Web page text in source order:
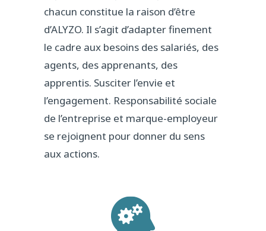
chacun constitue la raison d’être
d’ALYZO. Il s’agit d’adapter finement
le cadre aux besoins des salariés, des
agents, des apprenants, des
apprentis. Susciter l’envie et
l’engagement. Responsabilité sociale
de l’entreprise et marque-employeur
se rejoignent pour donner du sens
aux actions.